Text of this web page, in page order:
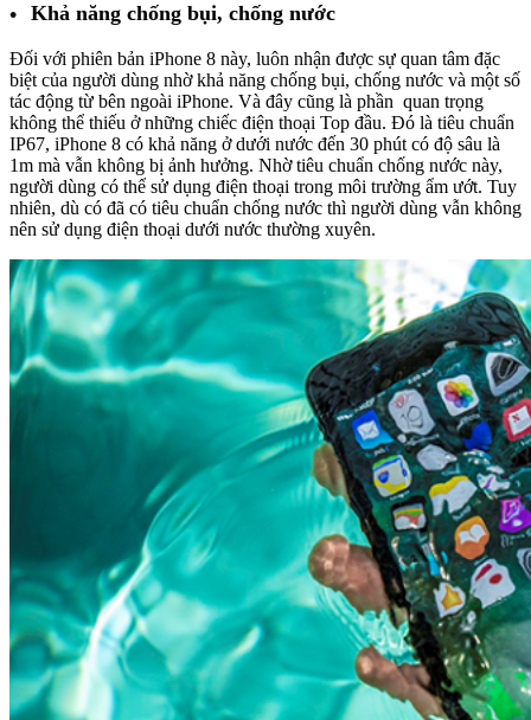
Khả năng chống bụi, chống nước
Đối với phiên bản iPhone 8 này, luôn nhận được sự quan tâm đặc
biệt của người dùng nhờ khả năng chống bụi, chống nước và một số
tác động từ bên ngoài iPhone. Và đây cũng là phần quan trọng
không thể thiếu ở những chiếc điện thoại Top đầu. Đó là tiêu chuẩn
IP67, iPhone 8 có khả năng ở dưới nước đến 30 phút có độ sâu là
1m mà vẫn không bị ảnh hưởng. Nhờ tiêu chuẩn chống nước này,
người dùng có thể sử dụng điện thoại trong môi trường ẩm ướt. Tuy
nhiên, dù có đã có tiêu chuẩn chống nước thì người dùng vẫn không
nên sử dụng điện thoại dưới nước thường xuyên.